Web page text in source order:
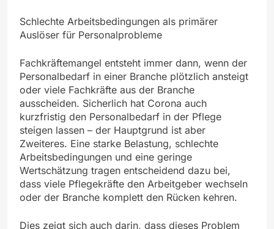
Schlechte Arbeitsbedingungen als primärer
Auslöser für Personalprobleme
Fachkräftemangel entsteht immer dann, wenn der
Personalbedarf in einer Branche plötzlich ansteigt
oder viele Fachkräfte aus der Branche
ausscheiden. Sicherlich hat Corona auch
kurzfristig den Personalbedarf in der Pflege
steigen lassen – der Hauptgrund ist aber
Zweiteres. Eine starke Belastung, schlechte
Arbeitsbedingungen und eine geringe
Wertschätzung tragen entscheidend dazu bei,
dass viele Pflegekräfte den Arbeitgeber wechseln
oder der Branche komplett den Rücken kehren.
Dies zeigt sich auch darin, dass dieses Problem